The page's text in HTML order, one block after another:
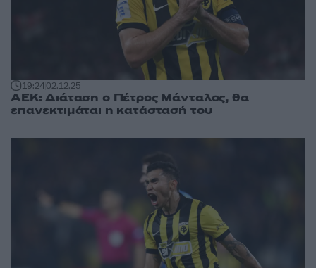
19:2402.12.25
ΑΕΚ: Διάταση ο Πέτρος Μάνταλος, θα
επανεκτιμάται η κατάστασή του